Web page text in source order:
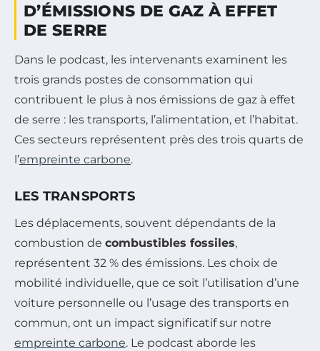
D’ÉMISSIONS DE GAZ À EFFET
DE SERRE
Dans le podcast, les intervenants examinent les
trois grands postes de consommation qui
contribuent le plus à nos émissions de gaz à effet
de serre : les transports, l’alimentation, et l’habitat.
Ces secteurs représentent près des trois quarts de
l’empreinte carbone.
LES TRANSPORTS
Les déplacements, souvent dépendants de la
combustion de combustibles fossiles,
représentent 32 % des émissions. Les choix de
mobilité individuelle, que ce soit l’utilisation d’une
voiture personnelle ou l’usage des transports en
commun, ont un impact significatif sur notre
empreinte carbone. Le podcast aborde les